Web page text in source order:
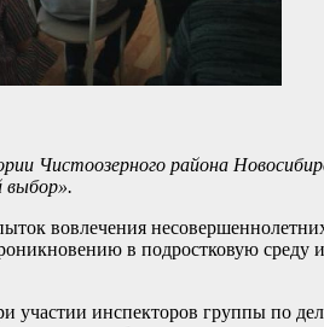
Чистоозерного района
выбор».
вовлечения
в подростковую
участии инспекторов группы по